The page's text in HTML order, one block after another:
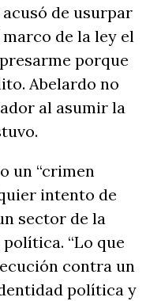
de usurpar
de la ley el
porque
Abelardo no
al asumir la
un “crimen
intento de
sector de la
“Lo que
contra un
política y